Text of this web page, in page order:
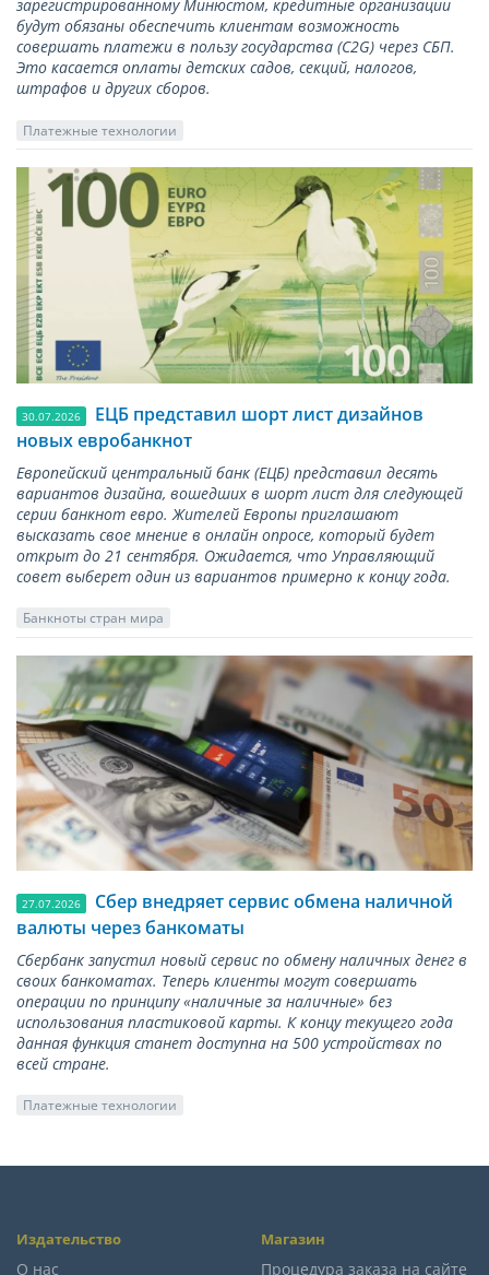
зарегистрированному Минюстом, кредитные организации
будут обязаны обеспечить клиентам возможность
совершать платежи в пользу государства (С2G) через СБП.
Это касается оплаты детских садов, секций, налогов,
штрафов и других сборов.
Платежные технологии
30.07.2026
ЕЦБ представил шорт лист дизайнов
новых евробанкнот
Европейский центральный банк (ЕЦБ) представил десять
вариантов дизайна, вошедших в шорт лист для следующей
серии банкнот евро. Жителей Европы приглашают
высказать свое мнение в онлайн опросе, который будет
открыт до 21 сентября. Ожидается, что Управляющий
совет выберет один из вариантов примерно к концу года.
Банкноты стран мира
27.07.2026
Сбер внедряет сервис обмена наличной
валюты через банкоматы
Сбербанк запустил новый сервис по обмену наличных денег в
своих банкоматах. Теперь клиенты могут совершать
операции по принципу «наличные за наличные» без
использования пластиковой карты. К концу текущего года
данная функция станет доступна на 500 устройствах по
всей стране.
Платежные технологии
Издательство
О нас
Магазин
Процедура заказа на сайте